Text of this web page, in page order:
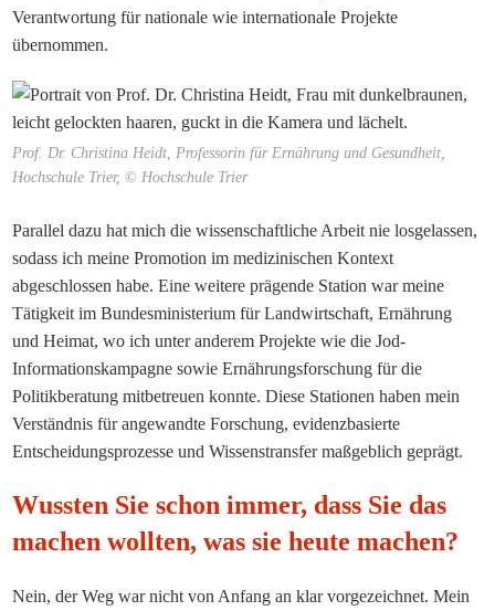
Verantwortung für nationale wie internationale Projekte
übernommen.
Prof. Dr. Christina Heidt, Professorin für Ernährung und Gesundheit,
Hochschule Trier, © Hochschule Trier
Parallel dazu hat mich die wissenschaftliche Arbeit nie losgelassen,
sodass ich meine Promotion im medizinischen Kontext
abgeschlossen habe. Eine weitere prägende Station war meine
Tätigkeit im Bundesministerium für Landwirtschaft, Ernährung
und Heimat, wo ich unter anderem Projekte wie die Jod-
Informationskampagne sowie Ernährungsforschung für die
Politikberatung mitbetreuen konnte. Diese Stationen haben mein
Verständnis für angewandte Forschung, evidenzbasierte
Entscheidungsprozesse und Wissenstransfer maßgeblich geprägt.
Wussten Sie schon immer, dass Sie das
machen wollten, was sie heute machen?
Nein, der Weg war nicht von Anfang an klar vorgezeichnet. Mein